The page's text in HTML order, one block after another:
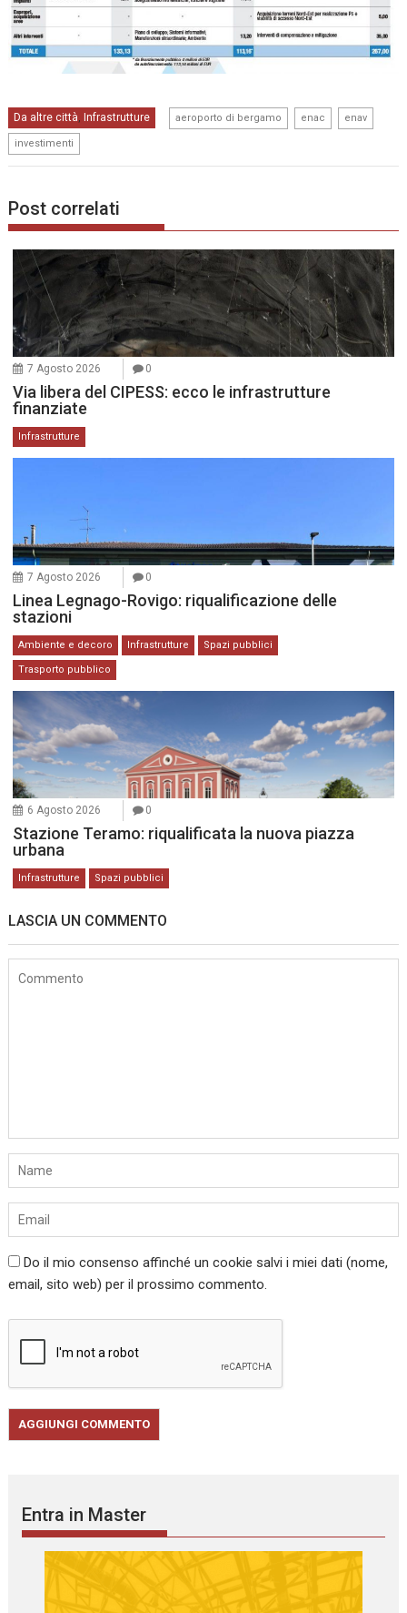
Da altre città, Infrastrutture aeroporto di bergamo enac enav
investimenti
Post correlati
7 Agosto 2026 0
Via libera del CIPESS: ecco le infrastrutture
finanziate
Infrastrutture
7 Agosto 2026 0
Linea Legnago-Rovigo: riqualificazione delle
stazioni
Ambiente e decoro Infrastrutture Spazi pubblici
Trasporto pubblico
6 Agosto 2026 0
Stazione Teramo: riqualificata la nuova piazza
urbana
Infrastrutture Spazi pubblici
LASCIA UN COMMENTO
Do il mio consenso affinché un cookie salvi i miei dati (nome,
email, sito web) per il prossimo commento.
Entra in Master